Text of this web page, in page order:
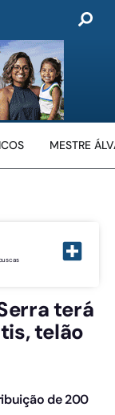
MESTRE
terá
telão
de 200